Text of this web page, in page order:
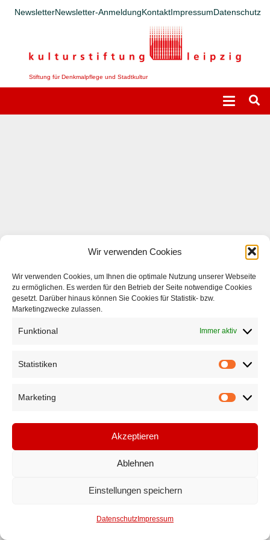
Wir verwenden Cookies
Wir verwenden Cookies, um Ihnen die optimale Nutzung unserer Webseite
zu ermöglichen. Es werden für den Betrieb der Seite notwendige Cookies
gesetzt. Darüber hinaus können Sie Cookies für Statistik- bzw.
Marketingzwecke zulassen.
Funktional Immer aktiv
Statistiken
Marketing
Akzeptieren
Ablehnen
Einstellungen speichern
DatenschutzImpressum
NewsletterNewsletter-AnmeldungKontaktImpressumDatenschutz
Stiftung für Denkmalpflege und Stadtkultur